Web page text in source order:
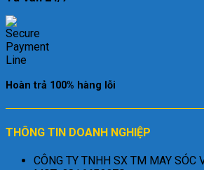
Hoàn trả 100% hàng lỗi
THÔNG TIN DOANH NGHIỆP
CÔNG TY TNHH SX TM MAY SÓC